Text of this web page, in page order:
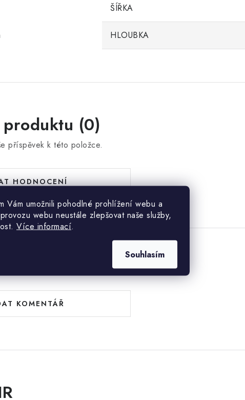
Vám umožnili pohodlné prohlížení webu a
webu neustále zlepšovat naše služby,
Více informací.
Souhlasím
ŠÍŘKA
HLOUBKA
(0)
příspěvek k této položce.
HODNOCENÍ
KOMENTÁŘ